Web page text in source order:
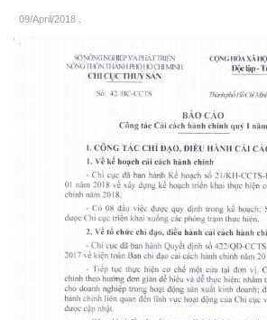
09/April/2018